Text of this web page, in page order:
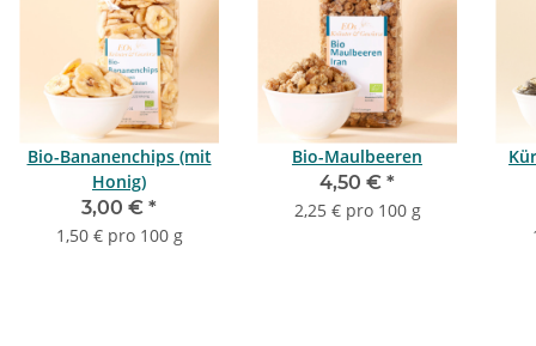
Bio-Bananenchips (mit
Honig)
3,00 € *
1,50 € pro 100 g
Bio-Maulbeeren
4,50 € *
2,25 € pro 100 g